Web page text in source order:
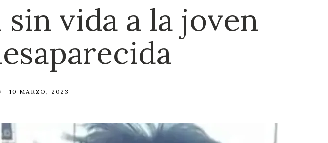
vida a la joven
10 MARZO, 2023